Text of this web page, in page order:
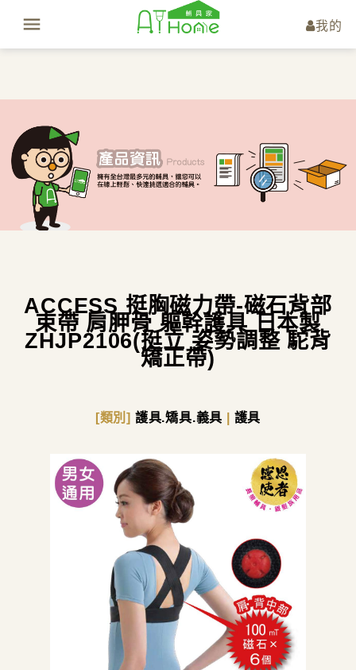
我的
ACCESS 挺胸磁力帶-磁石背部
束帶 肩胛骨 軀幹護具 日本製
ZHJP2106(挺立 姿勢調整 駝背
矯正帶)
[類別] 護具.矯具.義具 護具